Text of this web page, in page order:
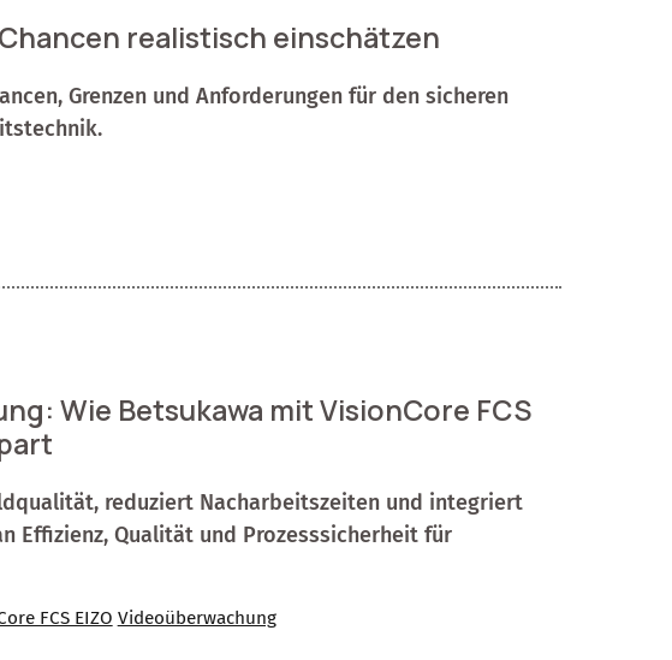
realistisch einschätzen
Grenzen und Anforderungen für den sicheren
Wie Betsukawa mit VisionCore FCS
reduziert Nacharbeitszeiten und integriert
Effizienz, Qualität und Prozesssicherheit für
FCS EIZO Videoüberwachung